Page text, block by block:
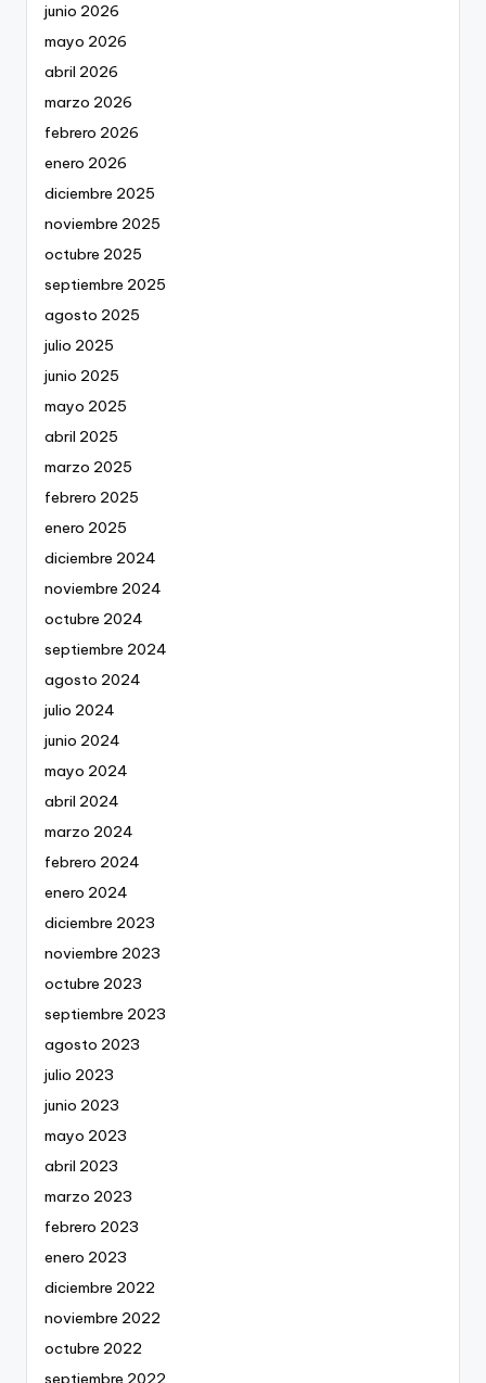
junio 2026
mayo 2026
abril 2026
marzo 2026
febrero 2026
enero 2026
diciembre 2025
noviembre 2025
octubre 2025
septiembre 2025
agosto 2025
julio 2025
junio 2025
mayo 2025
abril 2025
marzo 2025
febrero 2025
enero 2025
diciembre 2024
noviembre 2024
octubre 2024
septiembre 2024
agosto 2024
julio 2024
junio 2024
mayo 2024
abril 2024
marzo 2024
febrero 2024
enero 2024
diciembre 2023
noviembre 2023
octubre 2023
septiembre 2023
agosto 2023
julio 2023
junio 2023
mayo 2023
abril 2023
marzo 2023
febrero 2023
enero 2023
diciembre 2022
noviembre 2022
octubre 2022